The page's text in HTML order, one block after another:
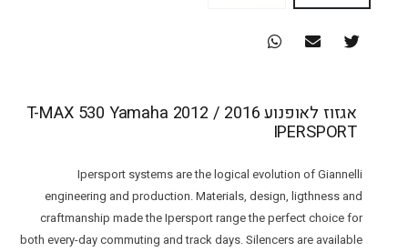
אגזוז לאופנוע T-MAX 530 Yamaha 2012 / 2016
IPERSPORT
Ipersport systems are the logical evolution of Giannelli
engineering and production. Materials, design, ligthness and
craftmanship made the Ipersport range the perfect choice for
both every-day commuting and track days. Silencers are available